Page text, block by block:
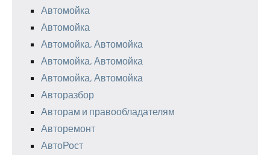
Автомойка
Автомойка
Автомойка, Автомойка
Автомойка, Автомойка
Автомойка, Автомойка
Авторазбор
Авторам и правообладателям
Авторемонт
АвтоРост